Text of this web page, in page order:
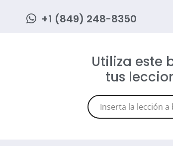
+1 (849) 248-8350
Utiliza este
tus